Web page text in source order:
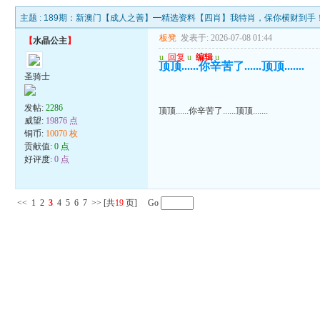
主题 : 189期：新澳门【成人之善】━精选资料【四肖】我特肖，保你横财到手
【水晶公主】
圣骑士
发帖:2286
威望: 19876 点
铜币: 10070 枚
贡献值:0 点
好评度:0 点
板凳 发表于: 2026-07-08 01:44
u 回复 u 编辑 u
顶顶......你辛苦了......顶顶.......
顶顶......你辛苦了......顶顶.......
<< 1 2 3 4 5 6 7 >> [共19 页] Go